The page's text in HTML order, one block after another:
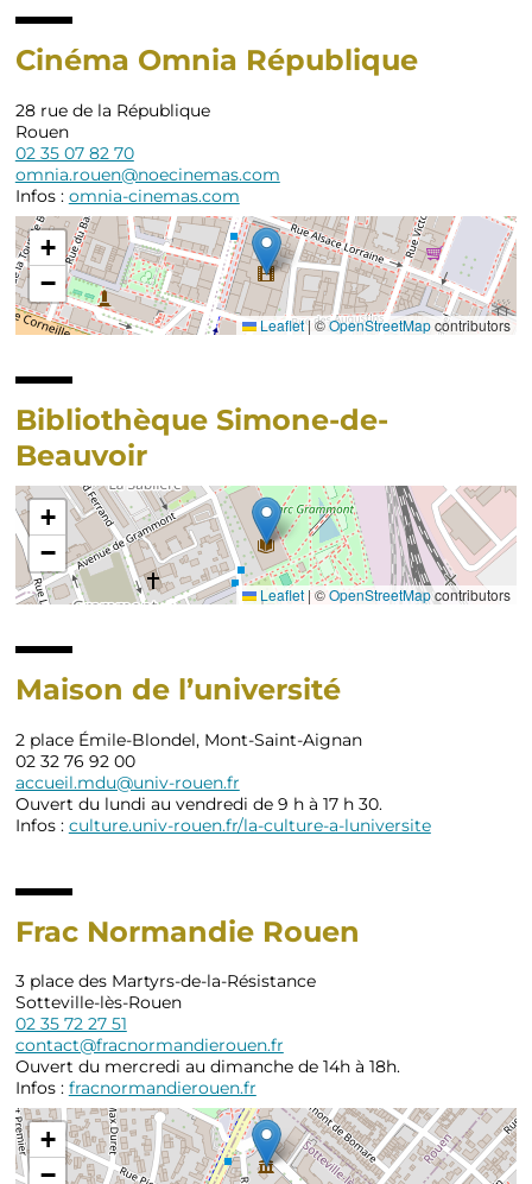
Cinéma Omnia République
28 rue de la République
Rouen
02 35 07 82 70
omnia.rouen@noecinemas.com
Infos : omnia-cinemas.com
+
−
Leaflet| ©OpenStreetMapcontributors
Bibliothèque Simone-de-
Beauvoir
+
−
Leaflet |©OpenStreetMapcontributors
Maison de l’université
2 place Émile-Blondel, Mont-Saint-Aignan
02 32 76 92 00
accueil.mdu@univ-rouen.fr
Ouvert du lundi au vendredi de 9 h à 17 h 30.
Infos : culture.univ-rouen.fr/la-culture-a-luniversite
Frac Normandie Rouen
3 place des Martyrs-de-la-Résistance
Sotteville-lès-Rouen
02 35 72 27 51
contact@fracnormandierouen.fr
Ouvert du mercredi au dimanche de 14h à 18h.
Infos : fracnormandierouen.fr
+
−